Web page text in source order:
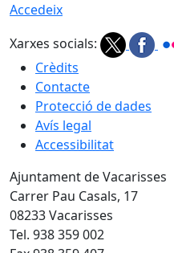
Accedeix
Xarxes socials:
Crèdits
Contacte
Protecció de dades
Avís legal
Accessibilitat
Ajuntament de Vacarisses
Carrer Pau Casals, 17
08233 Vacarisses
Tel. 938 359 002